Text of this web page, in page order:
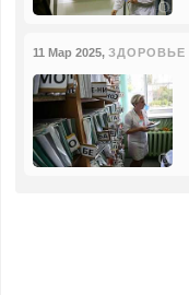
11 Мар 2025, ЗДОРОВЬЕ